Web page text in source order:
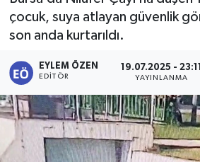
çocuk, suya atlayan güvenlik
son anda kurtarıldı.
EYLEM ÖZEN
EDITÖR
19.07.2025 - 23:11
YAYINLANMA
GENÇ
GÜNDEM
KARLIOVA
KİĞI
Tüm Manşetler
Son Dakika Haberleri
Haber Arşivi